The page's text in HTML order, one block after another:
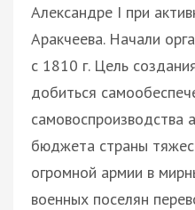
Александре I при
Аракчеева. Начали
с 1810 г. Цель
добиться
самовоспроизводства
бюджета страны
огромной армии в
военных поселян